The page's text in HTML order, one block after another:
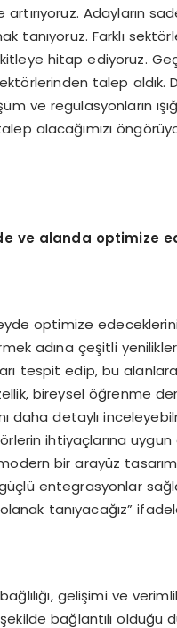
artırıyoruz. Adayların
tanıyoruz. Farklı
hitap ediyoruz.
talep aldık.
ve regülasyonların
alacağımızı
ve alanda optimize
optimize
adına çeşitli
tespit edip, bu
bireysel öğrenme
daha detaylı
ihtiyaçlarına
bir arayüz
entegrasyonlar
tanıyacağız”
gelişimi ve
bağlantılı